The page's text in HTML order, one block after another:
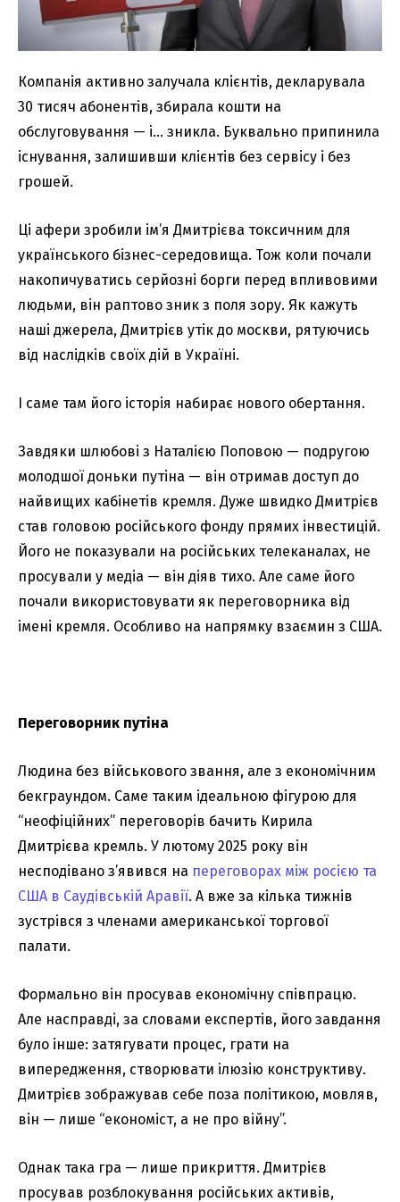
Компанія активно залучала клієнтів, декларувала
30 тисяч абонентів, збирала кошти на
обслуговування — і… зникла. Буквально припинила
існування, залишивши клієнтів без сервісу і без
грошей.
Ці афери зробили ім’я Дмитрієва токсичним для
українського бізнес-середовища. Тож коли почали
накопичуватись серйозні борги перед впливовими
людьми, він раптово зник з поля зору. Як кажуть
наші джерела, Дмитрієв утік до москви, рятуючись
від наслідків своїх дій в Україні.
І саме там його історія набирає нового обертання.
Завдяки шлюбові з Наталією Поповою — подругою
молодшої доньки путіна — він отримав доступ до
найвищих кабінетів кремля. Дуже швидко Дмитрієв
став головою російського фонду прямих інвестицій.
Його не показували на російських телеканалах, не
просували у медіа — він діяв тихо. Але саме його
почали використовувати як переговорника від
імені кремля. Особливо на напрямку взаємин з США.
Переговорник путіна
Людина без військового звання, але з економічним
бекграундом. Саме таким ідеальною фігурою для
“неофіційних” переговорів бачить Кирила
Дмитрієва кремль. У лютому 2025 року він
несподівано з’явився на переговорах між росією та
США в Саудівській Аравії. А вже за кілька тижнів
зустрівся з членами американської торгової
палати.
Формально він просував економічну співпрацю.
Але насправді, за словами експертів, його завдання
було інше: затягувати процес, грати на
випередження, створювати ілюзію конструктиву.
Дмитрієв зображував себе поза політикою, мовляв,
він — лише “економіст, а не про війну”.
Однак така гра — лише прикриття. Дмитрієв
просував розблокування російських активів,